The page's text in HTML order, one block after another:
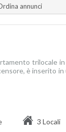
annunci
trilocale
è inserito
3 Locali